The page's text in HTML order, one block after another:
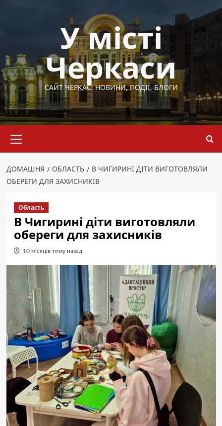
У місті
Черкаси
САЙТ ЧЕРКАС: НОВИНИ, ПОДІЇ, БЛОГИ
меню
ДОМАШНЯ ОБЛАСТЬ
В ЧИГИРИНІ ДІТИ ВИГОТОВЛЯЛИ
ОБЕРЕГИ ДЛЯ ЗАХИСНИКІВ
Область
В Чигирині діти виготовляли
обереги для захисників
10 місяців тому назад